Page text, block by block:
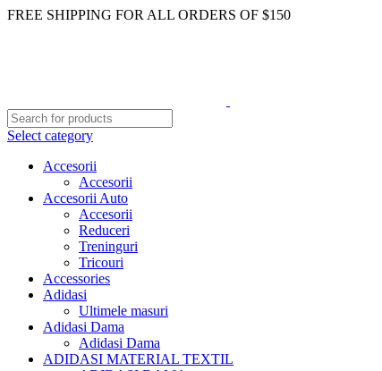
FREE SHIPPING FOR ALL ORDERS OF $150
Select category
Accesorii
Accesorii
Accesorii Auto
Accesorii
Reduceri
Treninguri
Tricouri
Accessories
Adidasi
Ultimele masuri
Adidasi Dama
Adidasi Dama
ADIDASI MATERIAL TEXTIL